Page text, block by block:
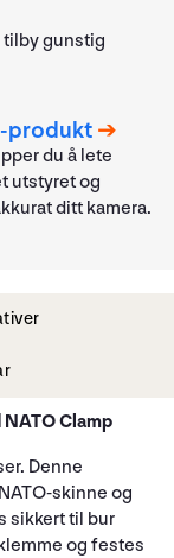
tilby gunstig
produkt
du å lete
utstyret og
ditt kamera.
Clamp
Denne
skinne og
sikkert til bur
og festes